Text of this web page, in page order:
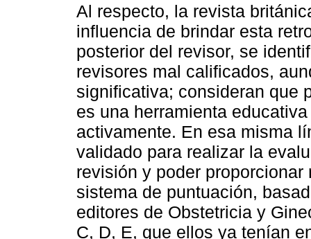
Al respecto, la revista
influencia de brindar esta
posterior del revisor, se
revisores mal calificados,
significativa; consideran que
es una herramienta
activamente. En esa misma
validado para realizar la
revisión y poder
sistema de puntuación,
editores de Obstetricia y
C, D, E, que ellos ya tenían